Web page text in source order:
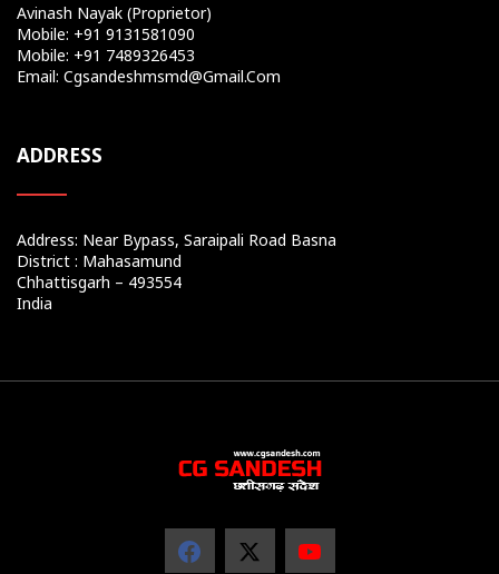
Avinash Nayak (Proprietor)
Mobile: +91 9131581090
Mobile: +91 7489326453
Email: Cgsandeshmsmd@gmail.com
ADDRESS
Address: Near Bypass, Saraipali Road Basna
District : Mahasamund
Chhattisgarh – 493554
India